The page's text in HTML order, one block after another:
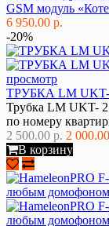
GSM модуль
6 950.00 р.
-20%
просмотр
ТРУБКА LM
Трубка LM UKT- 2
по номеру
2 500.00 р. 2
В корзину